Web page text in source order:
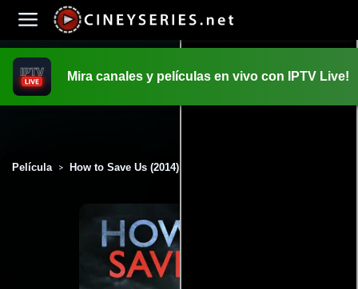
Mira canales y películas en vivo con IPTV Live!
Película > How to Save Us (2014)